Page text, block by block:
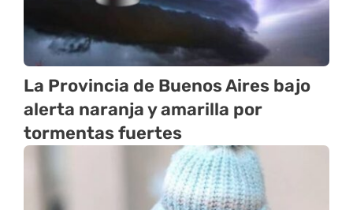
La Provincia de Buenos Aires bajo
alerta naranja y amarilla por
tormentas fuertes